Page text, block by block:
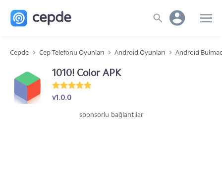
Cepde Cep Telefonu Oyunları Android Oyunları Android
1010! Color APK
v1.0.0
sponsorlu bağlantılar